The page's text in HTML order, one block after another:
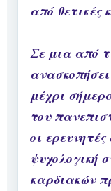
από θετικές
Σε μια από
μέχρι
του
οι
ψυχολογική
καρδιακών